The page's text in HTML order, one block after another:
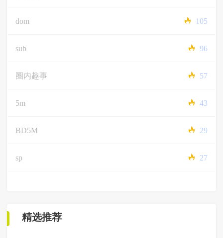
dom 105
sub 96
圈内趣事 57
5m 43
BD5M 29
sp 27
精选推荐